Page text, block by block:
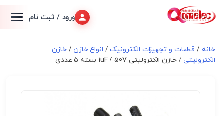
ورود / ثبت نام
خانه / قطعات و تجهیزات الکترونیک/ انواع خازن /خازن
الکترولیتی / خازن الکترولیتی 1uF / 50V بسته 5 عددی